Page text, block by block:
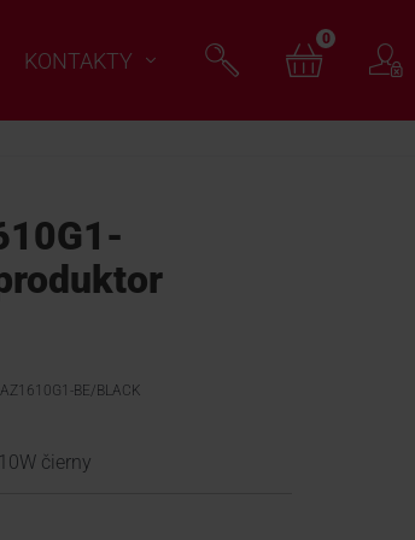
KONTAKTY
0
BE/BLACK
čierny